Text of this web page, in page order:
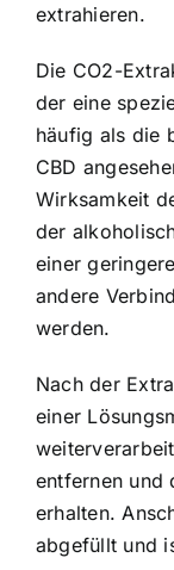
extrahieren.
Die CO2-
der eine
häufig als die
CBD
Wirksamkeit
der
einer
andere
werden.
Nach der
einer
entfernen und
erhalten.
abgefüllt und